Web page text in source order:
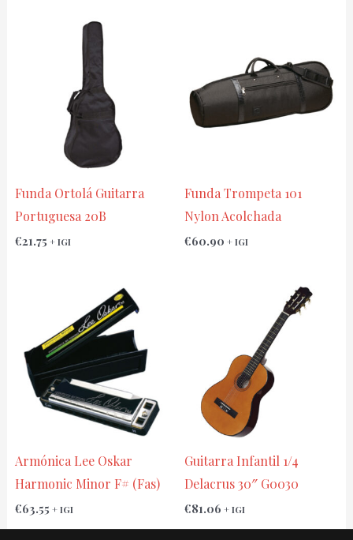
Funda Ortolá Guitarra
Portuguesa 20B
€21.75 + IGI
Funda Trompeta 101
Nylon Acolchada
€60.90 + IGI
Armónica Lee Oskar
Harmonic Minor F# (Fas)
€63.55 + IGI
Guitarra Infantil 1/4
Delacrus 30″ G0030
€81.06 + IGI